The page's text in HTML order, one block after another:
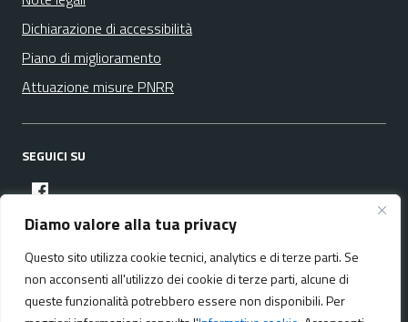
Diamo valore alla tua privacy
Questo sito utilizza cookie tecnici, analytics e di terze parti. Se
non acconsenti all'utilizzo dei cookie di terze parti, alcune di
queste funzionalità potrebbero essere non disponibili. Per
Dichiarazione di accessibilità
Piano di miglioramento
Attuazione misure PNRR
SEGUICI SU
facebook
Media policy Mappa del sito